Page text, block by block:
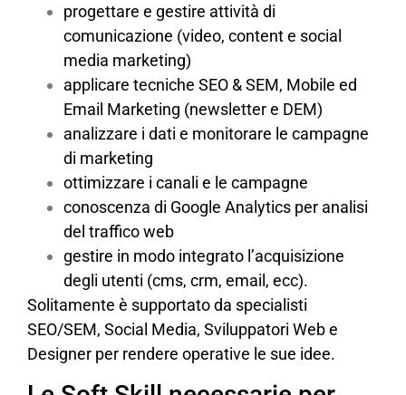
progettare e gestire attività di
comunicazione (video, content e social
media marketing)
applicare tecniche SEO & SEM, Mobile ed
Email Marketing (newsletter e DEM)
analizzare i dati e monitorare le campagne
di marketing
ottimizzare i canali e le campagne
conoscenza di Google Analytics per analisi
del traffico web
gestire in modo integrato l’acquisizione
degli utenti (cms, crm, email, ecc).
Solitamente è supportato da specialisti
SEO/SEM, Social Media, Sviluppatori Web e
Designer per rendere operative le sue idee.